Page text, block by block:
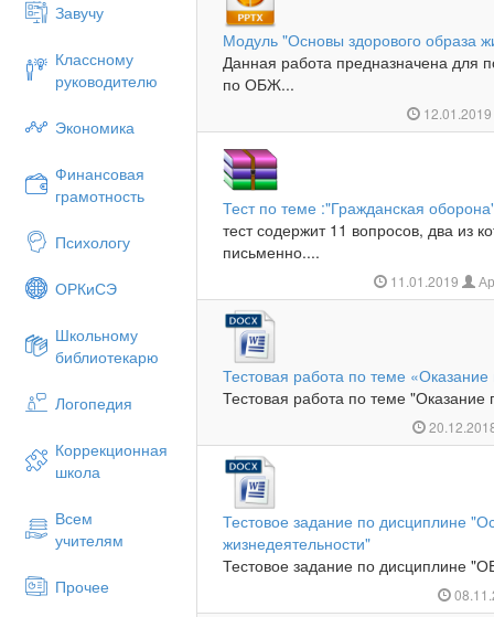
Завучу
Классному
руководителю
Экономика
Финансовая
грамотность
Психологу
ОРКиСЭ
Школьному
библиотекарю
Логопедия
Коррекционная
школа
Всем
учителям
Прочее
Модуль "Основы здорового образа
Данная работа предназначена для
по ОБЖ...
Тест по теме :"Гражданская
тест содержит 11 вопросов, два из
письменно....
11.01.2019
Тестовая работа по теме
Тестовая работа по теме
Тестовое задание по дисциплине
жизнедеятельности"
Тестовое задание по дисциплине